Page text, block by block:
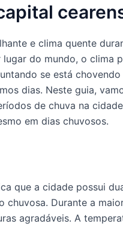
e clima quente
do mundo, o clima
se está chovendo
dias. Neste guia,
de chuva na
em dias chuvosos.
que a cidade possui
chuvosa. Durante a
agradáveis. A